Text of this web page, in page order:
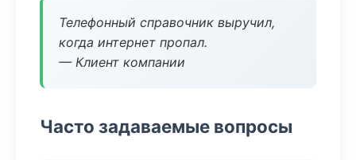
Телефонный справочник выручил,
когда интернет пропал.
— Клиент компании
Часто задаваемые вопросы